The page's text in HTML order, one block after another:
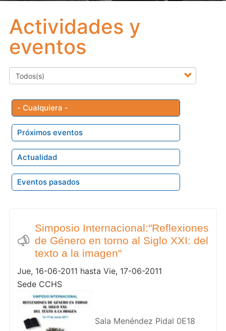
Actividades y
eventos
- Cualquiera -
Próximos eventos
Actualidad
Eventos pasados
Simposio Internacional:"Reflexiones
de Género en torno al Siglo XXI: del
texto a la imagen"
Jue, 16-06-2011 hasta Vie, 17-06-2011
Sede CCHS
Sala Menéndez Pidal 0E18